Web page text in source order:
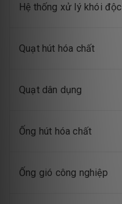
Hệ thống xử lý khói độc
Quạt hút hóa chất
Quạt dân dụng
Ống hút hóa chất
Ống gió công nghiệp